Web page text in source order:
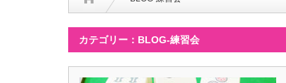
カテゴリー：BLOG-練習会